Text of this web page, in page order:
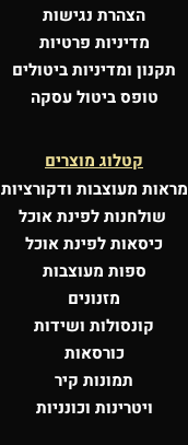
הצהרת נגישות
מדיניות פרטיות
תקנון ומדיניות ביטולים
טופס ביטול עסקה
קטלוג מוצרים
מראות מעוצבות ודקורציות
שולחנות לפינת אוכל
כיסאות לפינת אוכל
ספות מעוצבות
מזנונים
קונסולות ושידות
כורסאות
תמונות קיר
ויטרינות וכונניות